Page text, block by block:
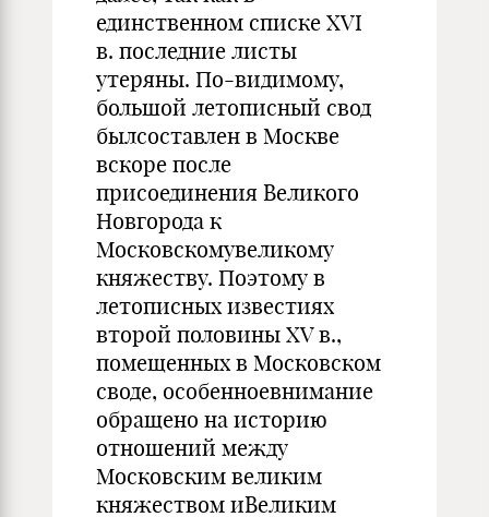
единственном списке XVI
в. последние листы
утеряны. По-видимому,
большой летописный свод
былсоставлен в Москве
вскоре после
присоединения Великого
Новгорода к
Московскомувеликому
княжеству. Поэтому в
летописных известиях
второй половины XV в.,
помещенных в Московском
своде, особенноевнимание
обращено на историю
отношений между
Московским великим
княжеством иВеликим